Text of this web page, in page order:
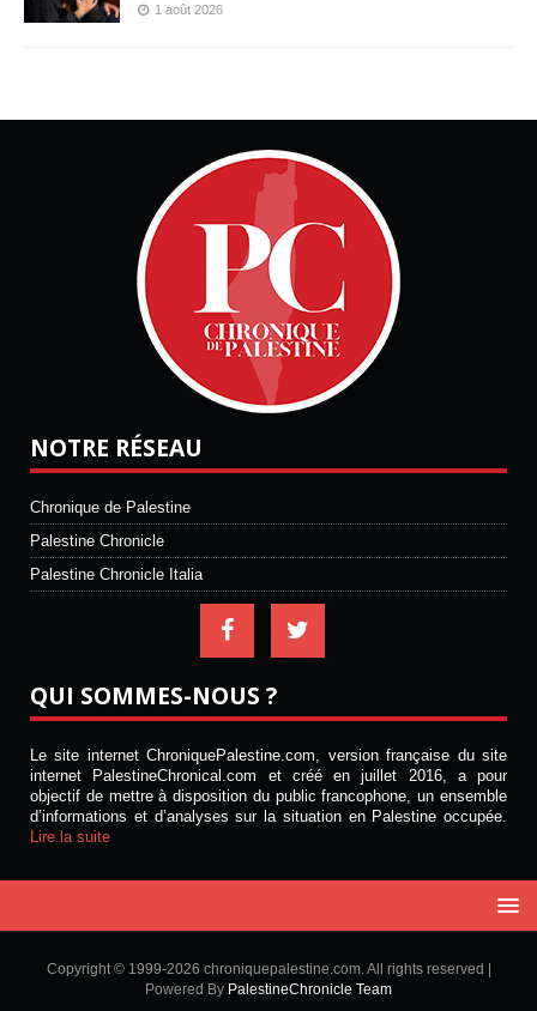
1 août 2026
NOTRE RÉSEAU
Chronique de Palestine
Palestine Chronicle
Palestine Chronicle Italia
QUI SOMMES-NOUS ?
Le site internet ChroniquePalestine.com, version française du site
internet PalestineChronical.com et créé en juillet 2016, a pour
objectif de mettre à disposition du public francophone, un ensemble
d’informations et d’analyses sur la situation en Palestine occupée.
Lire la suite
Copyright © 1999-2026 chroniquepalestine.com. All rights reserved |
Powered By PalestineChronicle Team